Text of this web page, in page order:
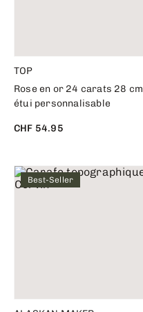
TOP
Rose en or 24 carats 28 cm
étui personnalisable
CHF 54.95
Best-Seller